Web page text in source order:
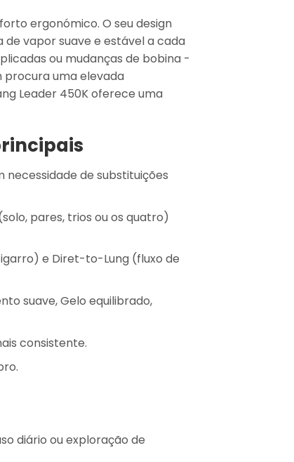
ergonómico. O seu design
vapor suave e estável a cada
ou mudanças de bobina -
procura uma elevada
Leader 450K oferece uma
de substituições
pares, trios ou os quatro)
e Diret-to-Lung (fluxo de
suave, Gelo equilibrado,
consistente.
diário ou exploração de